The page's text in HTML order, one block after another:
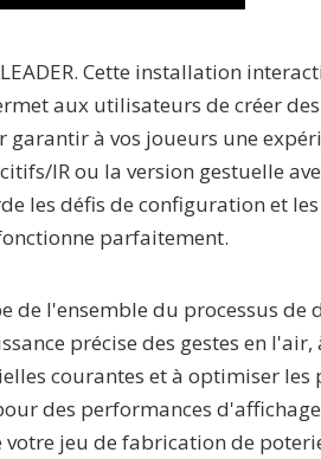
Cette installation
aux utilisateurs de créer
à vos joueurs une
IR ou la version gestuelle
les défis de configuration et
parfaitement.
l'ensemble du processus de
précise des gestes en l'air,
courantes et à optimiser les
des performances
jeu de fabrication de